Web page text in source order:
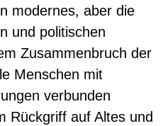
modernes, aber die
und politischen
Zusammenbruch der
Menschen mit
verbunden
Rückgriff auf Altes und